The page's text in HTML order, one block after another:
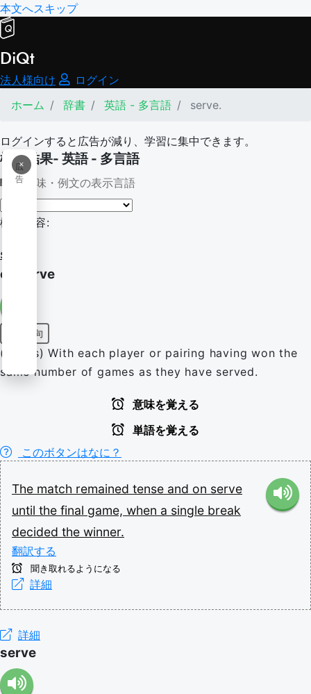
本文へスキップ
DiQt
法人様向け
ログイン
ホーム
辞書 英語 - 多言語 serve.
ログインすると広告が減り、学習に集中できます。
×
広
告
検索結果- 英語 - 多言語
意味・例文の表示言語
検索内容:
serve.
on serve
前置詞句
(tennis) With each player or pairing having won the
same number of games as they have served.
意味を覚える
単語を覚える
このボタンはなに？
The match remained tense and on serve
until the final game, when a single break
decided the winner.
翻訳する
聞き取れるようになる
詳細
詳細
serve